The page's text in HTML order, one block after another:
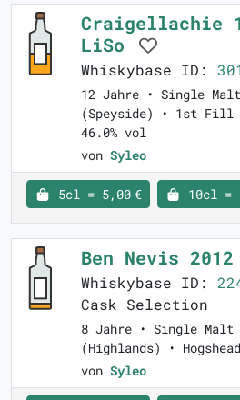
Craigellachie
LiSo
Whiskybase ID:
12 Jahre • Single
(Speyside) • 1st Fill
46.0% vol
von Syleo
5cl = 5,00 € 10cl =
Ben Nevis 2012
Whiskybase ID:
Cask Selection
8 Jahre • Single Malt
(Highlands) •
von Syleo